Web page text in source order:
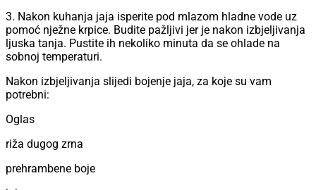
3. Nakon kuhanja jaja isperite pod mlazom hladne vode uz
pomoć nježne krpice. Budite pažljivi jer je nakon izbjeljivanja
ljuska tanja. Pustite ih nekoliko minuta da se ohlade na
sobnoj temperaturi.
Nakon izbjeljivanja slijedi bojenje jaja, za koje su vam
potrebni:
Oglas
riža dugog zrna
prehrambene boje